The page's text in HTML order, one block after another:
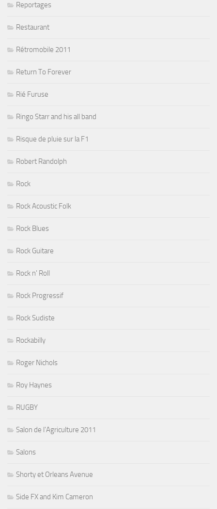
Reportages
Restaurant
Rétromobile 2011
Return To Forever
Rié Furuse
Ringo Starr and his all band
Risque de pluie sur la F1
Robert Randolph
Rock
Rock Acoustic Folk
Rock Blues
Rock Guitare
Rock n' Roll
Rock Progressif
Rock Sudiste
Rockabilly
Roger Nichols
Roy Haynes
RUGBY
Salon de l'Agriculture 2011
Salons
Shorty et Orleans Avenue
Side FX and Kim Cameron